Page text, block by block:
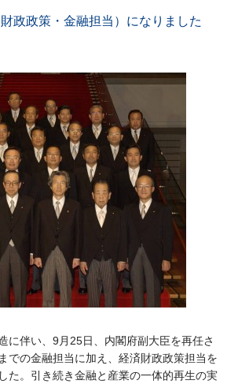
政政策・金融担当）になりました
に伴い、9月25日、内閣府副大臣を再任さ
での金融担当に加え、経済財政政策担当を
た。引き続き金融と産業の一体的再生の実